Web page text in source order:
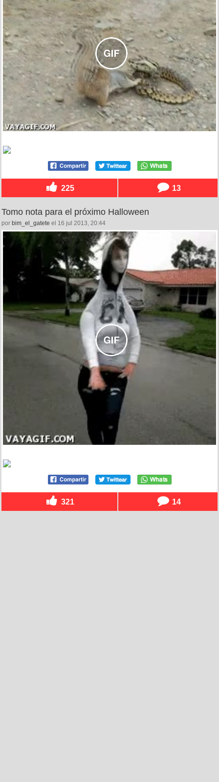
225 13
Tomo nota para el próximo Halloween
por bim_el_gatete el 16 jul 2013, 20:44
321 14